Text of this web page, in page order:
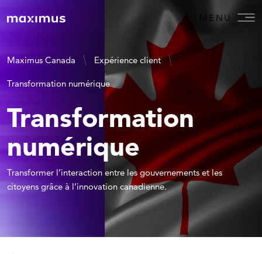
MENU
Maximus Canada Expérience client
Transformation numérique
Transformation
numérique
Transformer l’interaction entre les gouvernements et les
citoyens grâce à l’innovation canadienne.